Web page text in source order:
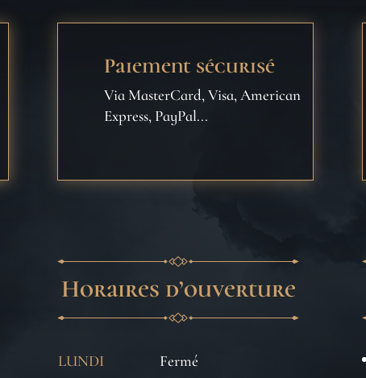
Paiement sécurisé
Via MasterCard, Visa, American
Express, PayPal...
Horaires d’ouverture
LUNDI Fermé